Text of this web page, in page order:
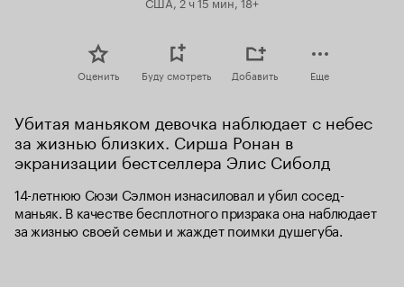
Оценить Буду смотреть Добавить Еще
Убитая маньяком девочка наблюдает с небес
за жизнью близких. Сирша Ронан в
экранизации бестселлера Элис Сиболд
14-летнюю Сюзи Сэлмон изнасиловал и убил сосед-
маньяк. В качестве бесплотного призрака она наблюдает
за жизнью своей семьи и жаждет поимки душегуба.